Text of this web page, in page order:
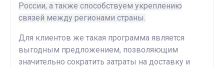
России, а также способствуем укреплению
связей между регионами страны.
Для клиентов же такая программа является
выгодным предложением, позволяющим
значительно сократить затраты на доставку и